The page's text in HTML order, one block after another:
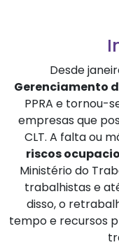
Desde
Gerenciamento
PPRA e tornou-
empresas que
CLT. A falta ou
riscos
Ministério do
trabalhistas e
disso, o
tempo e recursos